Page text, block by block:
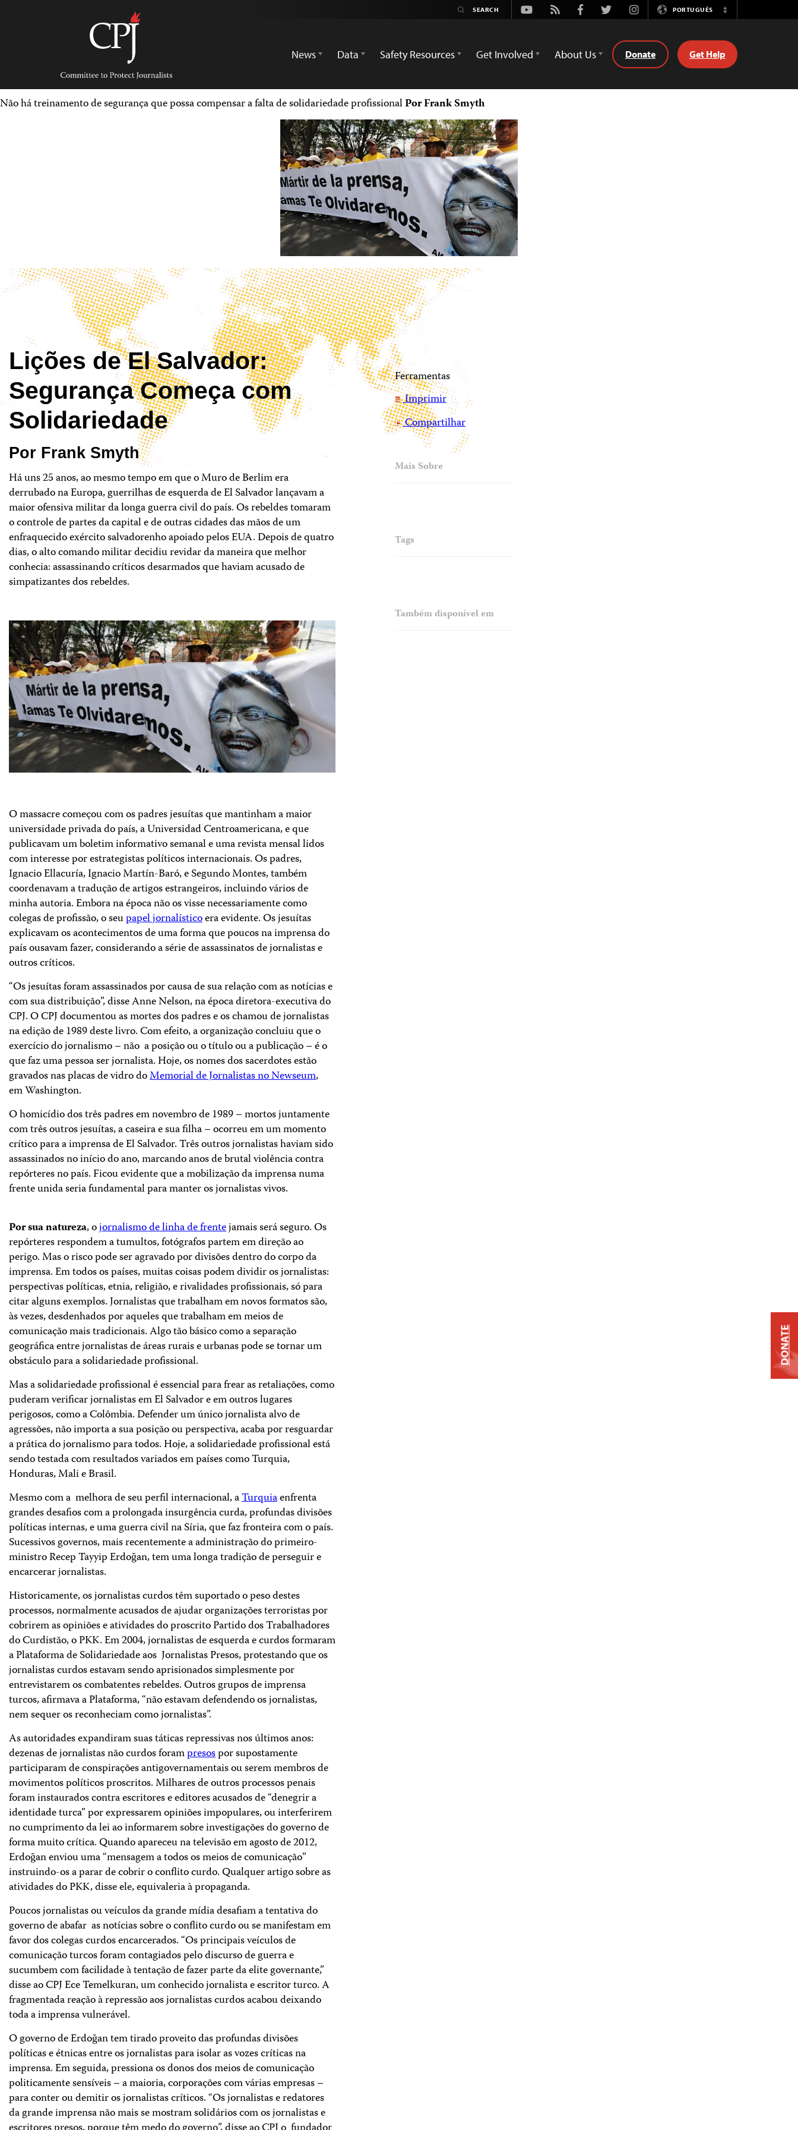
Committee
Protect
Journalists
Youtube
Rss FacebookTwitterInstagramPORTUGUÊS
Switch
News
Data Safety Resources Get Involved About Us Donate Get Help
Não há treinamento de segurança que possa compensar a falta de solidariedade profissionalPor Frank Smyth
Lições de El Salvador:
Segurança Começa com
Solidariedade
Por Frank Smyth
Há uns 25 anos, ao mesmo tempo em que o Muro de Berlim era
derrubado na Europa, guerrilhas de esquerda de El Salvador lançavam a
maior ofensiva militar da longa guerra civil do país. Os rebeldes tomaram
o controle de partes da capital e de outras cidades das mãos de um
enfraquecido exército salvadorenho apoiado pelos EUA. Depois de quatro
dias, o alto comando militar decidiu revidar da maneira que melhor
conhecia: assassinando críticos desarmados que haviam acusado de
simpatizantes dos rebeldes.
O massacre começou com os padres jesuítas que mantinham a maior
universidade privada do país, a Universidad Centroamericana, e que
publicavam um boletim informativo semanal e uma revista mensal lidos
com interesse por estrategistas políticos internacionais. Os padres,
Ignacio Ellacuría, Ignacio Martín-Baró, e Segundo Montes, também
coordenavam a tradução de artigos estrangeiros, incluindo vários de
minha autoria. Embora na época não os visse necessariamente como
colegas de profissão, o seupapel jornalísticoera evidente. Os jesuítas
explicavam os acontecimentos de uma forma que poucos na imprensa do
país ousavam fazer, considerando a série de assassinatos de jornalistas e
outros críticos.
“Os jesuítas foram assassinados por causa de sua relação com as notícias e
com sua distribuição”, disse Anne Nelson, na época diretora-executiva do
CPJ. O CPJ documentou as mortes dos padres e os chamou de jornalistas
na edição de 1989 deste livro. Com efeito, a organização concluiu que o
exercício do jornalismo – não a posição ou o título ou a publicação – é o
que faz uma pessoa ser jornalista. Hoje, os nomes dos sacerdotes estão
gravados nas placas de vidro doMemorial de Jornalistas no Newseum,
em Washington.
O homicídio dos três padres em novembro de 1989 – mortos juntamente
com três outros jesuítas, a caseira e sua filha – ocorreu em um momento
crítico para a imprensa de El Salvador. Três outros jornalistas haviam sido
assassinados no início do ano, marcando anos de brutal violência contra
repórteres no país. Ficou evidente que a mobilização da imprensa numa
frente unida seria fundamental para manter os jornalistas vivos.
Por sua natureza, ojornalismo de linha de frentejamais será seguro. Os
repórteres respondem a tumultos, fotógrafos partem em direção ao
perigo. Mas o risco pode ser agravado por divisões dentro do corpo da
imprensa. Em todos os países, muitas coisas podem dividir os jornalistas:
perspectivas políticas, etnia, religião, e rivalidades profissionais, só para
citar alguns exemplos. Jornalistas que trabalham em novos formatos são,
às vezes, desdenhados por aqueles que trabalham em meios de
comunicação mais tradicionais. Algo tão básico como a separação
geográfica entre jornalistas de áreas rurais e urbanas pode se tornar um
obstáculo para a solidariedade profissional.
Mas a solidariedade profissional é essencial para frear as retaliações, como
puderam verificar jornalistas em El Salvador e em outros lugares
perigosos, como a Colômbia. Defender um único jornalista alvo de
agressões, não importa a sua posição ou perspectiva, acaba por resguardar
a prática do jornalismo para todos. Hoje, a solidariedade profissional está
sendo testada com resultados variados em países como Turquia,
Honduras, Mali e Brasil.
Mesmo com a melhora de seu perfil internacional, aTurquiaenfrenta
grandes desafios com a prolongada insurgência curda, profundas divisões
políticas internas, e uma guerra civil na Síria, que faz fronteira com o país.
Sucessivos governos, mais recentemente a administração do primeiro-
ministro Recep Tayyip Erdoğan, tem uma longa tradição de perseguir e
encarcerar jornalistas.
Historicamente, os jornalistas curdos têm suportado o peso destes
processos, normalmente acusados de ajudar organizações terroristas por
cobrirem as opiniões e atividades do proscrito Partido dos Trabalhadores
do Curdistão, o PKK. Em 2004, jornalistas de esquerda e curdos formaram
a Plataforma de Solidariedade aos Jornalistas Presos, protestando que os
jornalistas curdos estavam sendo aprisionados simplesmente por
entrevistarem os combatentes rebeldes. Outros grupos de imprensa
turcos, afirmava a Plataforma, “não estavam defendendo os jornalistas,
nem sequer os reconheciam como jornalistas”.
As autoridades expandiram suas táticas repressivas nos últimos anos:
dezenas de jornalistas não curdos forampresospor supostamente
participaram de conspirações antigovernamentais ou serem membros de
movimentos políticos proscritos. Milhares de outros processos penais
foram instaurados contra escritores e editores acusados ​​de “denegrir a
identidade turca” por expressarem opiniões impopulares, ou interferirem
no cumprimento da lei ao informarem sobre investigações do governo de
forma muito crítica. Quando apareceu na televisão em agosto de 2012,
Erdoğan enviou uma “mensagem a todos os meios de comunicação”
instruindo-os a parar de cobrir o conflito curdo. Qualquer artigo sobre as
atividades do PKK, disse ele, equivaleria à propaganda.
Poucos jornalistas ou veículos da grande mídia desafiam a tentativa do
governo de abafar as notícias sobre o conflito curdo ou se manifestam em
favor dos colegas curdos encarcerados. “Os principais veículos de
comunicação turcos foram contagiados pelo discurso de guerra e
sucumbem com facilidade à tentação de fazer parte da elite governante,”
disse ao CPJ Ece Temelkuran, um conhecido jornalista e escritor turco. A
fragmentada reação à repressão aos jornalistas curdos acabou deixando
toda a imprensa vulnerável.
O governo de Erdoğan tem tirado proveito das profundas divisões
políticas e étnicas entre os jornalistas para isolar as vozes críticas na
imprensa. Em seguida, pressiona os donos dos meios de comunicação
politicamente sensíveis – a maioria, corporações com várias empresas –
para conter ou demitir os jornalistas críticos. “Os jornalistas e redatores
da grande imprensa não mais se mostram solidários com os jornalistas e
Ferramentas
Imprimir
Compartilhar
Mais Sobre
Tags
Também disponível em
DONATE